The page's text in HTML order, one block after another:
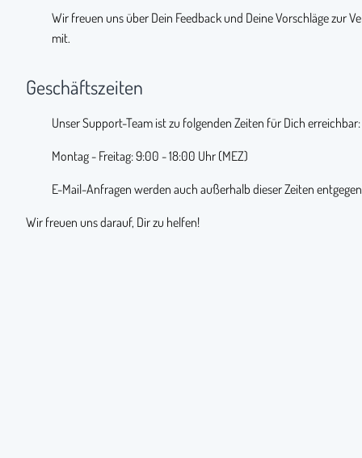
Wir freuen uns über Dein Feedback und Deine Vorschläge zur
mit.
Geschäftszeiten
Unser Support-Team ist zu folgenden Zeiten für Dich erreichbar:
Montag - Freitag: 9:00 - 18:00 Uhr (MEZ)
E-Mail-Anfragen werden auch außerhalb dieser Zeiten
Wir freuen uns darauf, Dir zu helfen!